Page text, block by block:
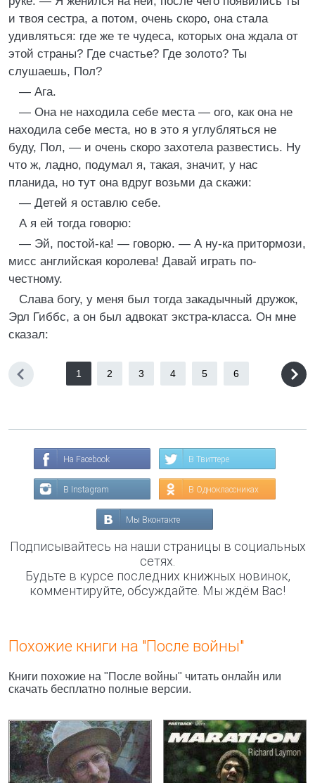
и твоя сестра, а потом, очень скоро, она стала
удивляться: где же те чудеса, которых она ждала от
этой страны? Где счастье? Где золото? Ты
слушаешь, Пол?
— Ага.
— Она не находила себе места — ого, как она не
находила себе места, но в это я углубляться не
буду, Пол, — и очень скоро захотела развестись. Ну
что ж, ладно, подумал я, такая, значит, у нас
планида, но тут она вдруг возьми да скажи:
— Детей я оставлю себе.
А я ей тогда говорю:
— Эй, постой-ка! — говорю. — А ну-ка притормози,
мисс английская королева! Давай играть по-
честному.
Слава богу, у меня был тогда закадычный дружок,
Эрл Гиббс, а он был адвокат экстра-класса. Он мне
сказал:
1 2 3 4 5 6
На Facebook В Твиттере
В Instagram В Одноклассниках
Мы Вконтакте
Подписывайтесь на наши страницы в социальных
сетях.
Будьте в курсе последних книжных новинок,
комментируйте, обсуждайте. Мы ждём Вас!
Похожие книги на "После войны"
Книги похожие на "После войны" читать онлайн или
скачать бесплатно полные версии.